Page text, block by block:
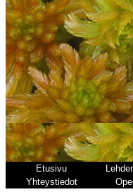
Etusivu
Yhteystiedot